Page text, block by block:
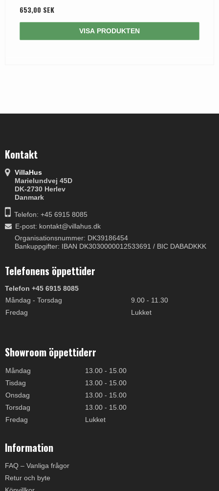
653,00 SEK
VISA PRODUKTEN
Kontakt
VillaHus
Marielundvej 45D
DK-2730 Herlev
Danmark
Telefon: +45 6915 8085
E-post: kontakt@villahus.dk
Organisationsnummer: DK39186454
Bankuppgifter: IBAN DK3030000012533691 / BIC DABADKKK
Telefonens öppettider
Telefon +45 6915 8085
Måndag - Torsdag
9.00 - 11.30
Fredag
Lukket
Showroom öppettiderr
Måndag
13.00 - 15.00
Tisdag
13.00 - 15.00
Onsdag
13.00 - 15.00
Torsdag
13.00 - 15.00
Fredag
Lukket
Information
FAQ – Vanliga frågor
Retur och byte